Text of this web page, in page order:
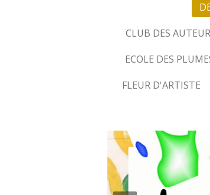
CLUB DES
ECOLE DES
FLEUR D'ARTISTE